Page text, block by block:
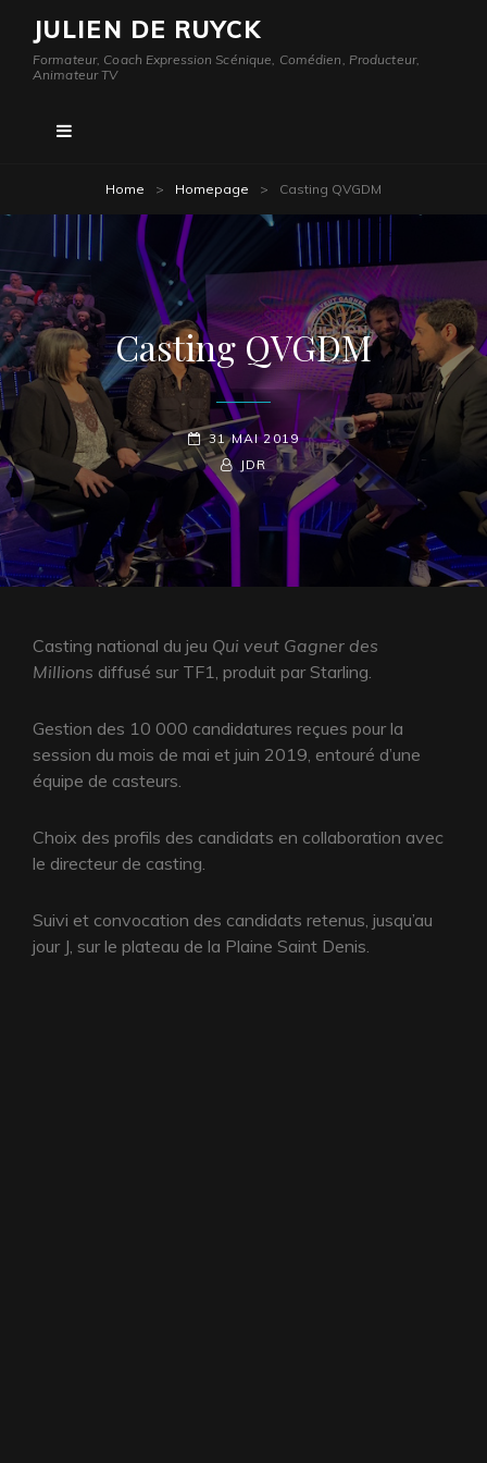
JULIEN DE RUYCK
Formateur, Coach Expression Scénique, Comédien, Producteur,
Animateur TV
Home > Homepage > Casting QVGDM
Casting QVGDM
POSTED-
ON
31 MAI 2019
BY
LINE
BYLINE
JDR
Casting national du jeu Qui veut Gagner des
Millions diffusé sur TF1, produit par Starling.
Gestion des 10 000 candidatures reçues pour la
session du mois de mai et juin 2019, entouré d’une
équipe de casteurs.
Choix des profils des candidats en collaboration avec
le directeur de casting.
Suivi et convocation des candidats retenus, jusqu’au
jour J, sur le plateau de la Plaine Saint Denis.